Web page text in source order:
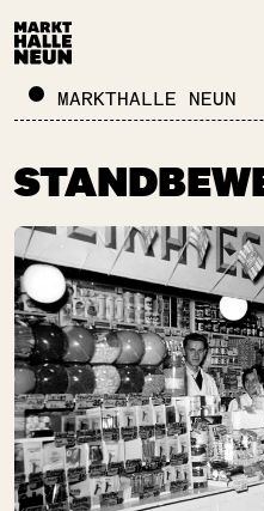
MARKTHALLE NEUN